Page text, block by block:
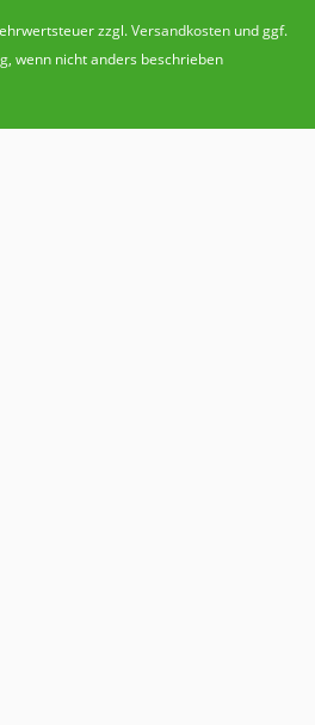
zzgl.Versandkostenund ggf.
, wenn nicht anders beschrieben